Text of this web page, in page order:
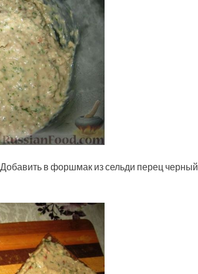
в форшмак из сельди перец черный